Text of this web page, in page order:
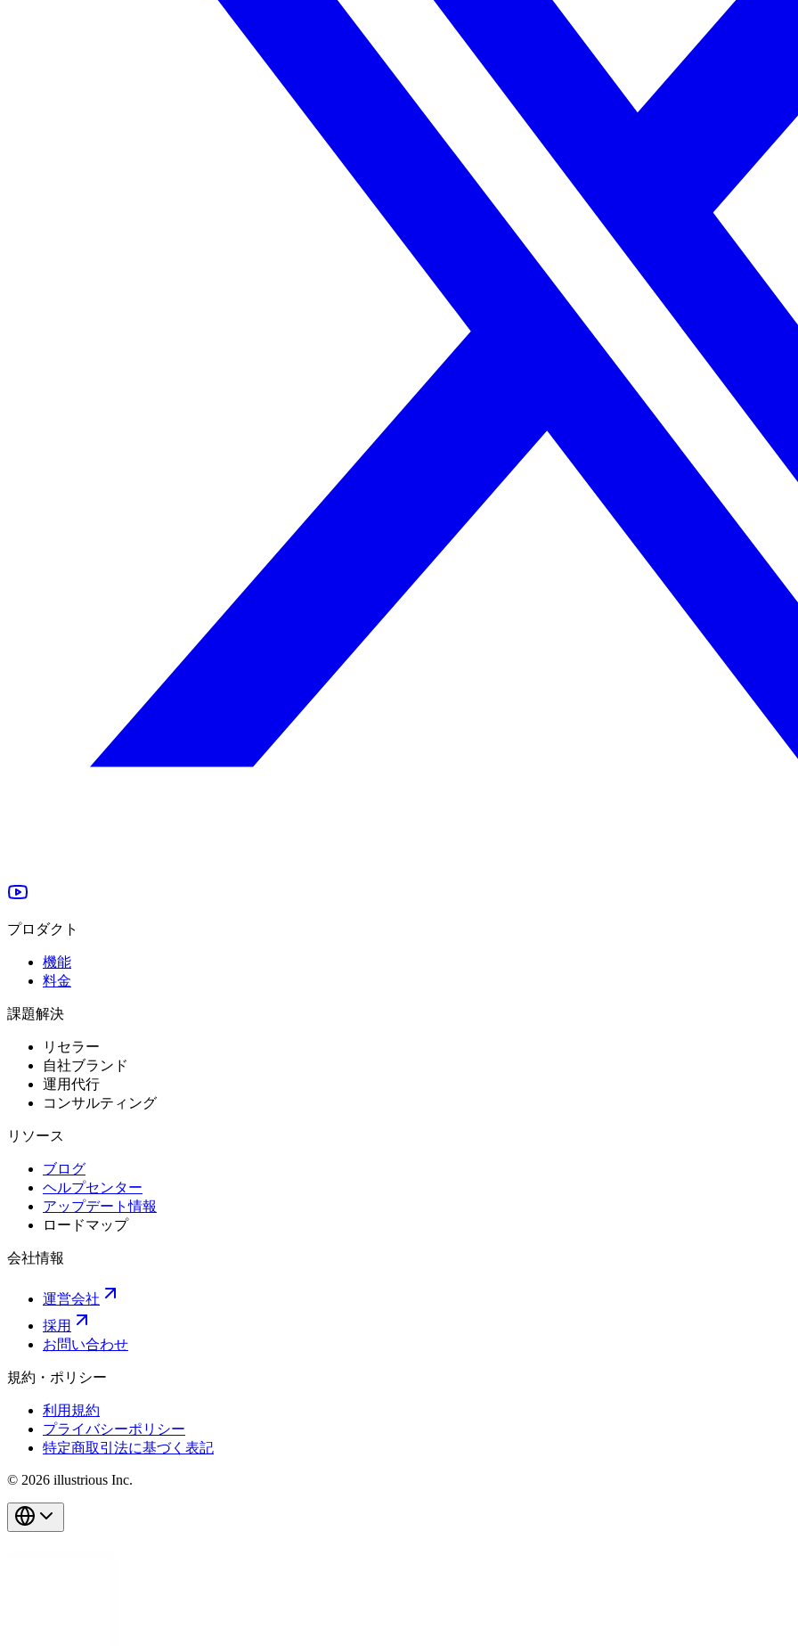
プロダクト
機能
料金
課題解決
リセラー
自社ブランド
運用代行
コンサルティング
リソース
ブログ
ヘルプセンター
アップデート情報
ロードマップ
会社情報
運営会社
採用
お問い合わせ
規約・ポリシー
利用規約
プライバシーポリシー
特定商取引法に基づく表記
© 2026 illustrious Inc.